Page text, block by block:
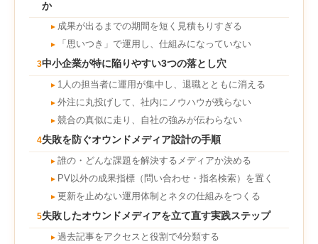
か
► 成果が出るまでの期間を短く見積もりすぎる
►
「思いつき」で運用し、仕組みになっていない
3中小企業が特に陥りやすい3つの落とし穴
► 1人の担当者に運用が集中し、退職とともに消える
► 外注に丸投げして、社内にノウハウが残らない
► 競合の真似に走り、自社の強みが伝わらない
4失敗を防ぐオウンドメディア設計の手順
► 誰の・どんな課題を解決するメディアか決める
► PV以外の成果指標（問い合わせ・指名検索）を置く
► 更新を止めない運用体制とネタの仕組みをつくる
5失敗したオウンドメディアを立て直す実践ステップ
► 過去記事をアクセスと役割で4分類する